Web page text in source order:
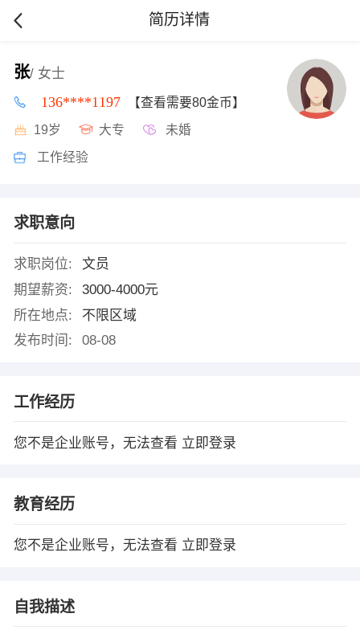
简历详情
张/ 女士
136****1197 【查看需要80金币】
19岁 大专 未婚
工作经验
求职意向
求职岗位:
文员
期望薪资:
3000-4000元
所在地点:
不限区域
发布时间:
08-08
工作经历
您不是企业账号，无法查看 立即登录
教育经历
您不是企业账号，无法查看 立即登录
自我描述